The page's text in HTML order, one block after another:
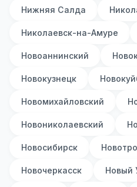
Нижняя Салда
Николаевск-на-Амуре
Новоаннинский
Новокузнецк
Новомихайловский
Новониколаевский
Новосибирск
Новочеркасск Новый